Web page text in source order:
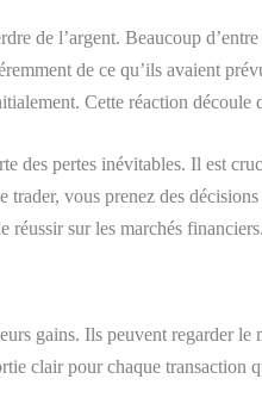
de l’argent. Beaucoup
de ce qu’ils avaient
Cette réaction découle
des pertes inévitables. Il est
vous prenez des
réussir sur les marchés financiers.
gains. Ils peuvent regarder
clair pour chaque transaction